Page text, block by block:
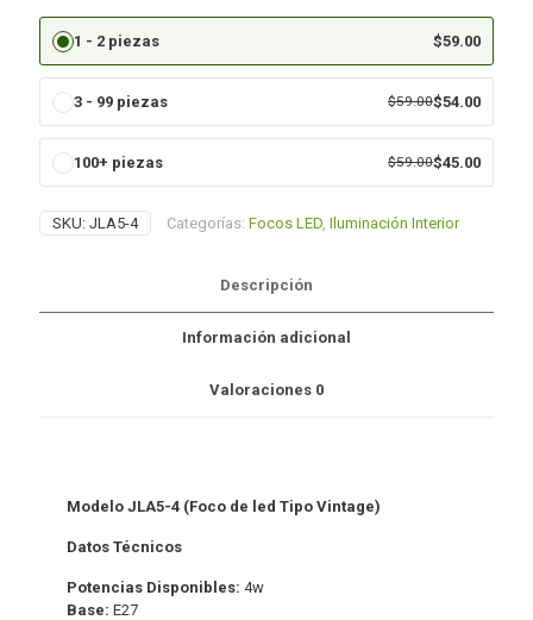
Luz
Cálida
cantidad
1 - 2 piezas $59.00
3 - 99 piezas $59.00$54.00
100+ piezas $59.00$45.00
SKU: JLA5-4 Categorías: Focos LED, Iluminación Interior
Descripción
Información adicional
Valoraciones 0
Modelo JLA5-4 (Foco de led Tipo Vintage)
Datos Técnicos
Potencias Disponibles: 4w
Base: E27